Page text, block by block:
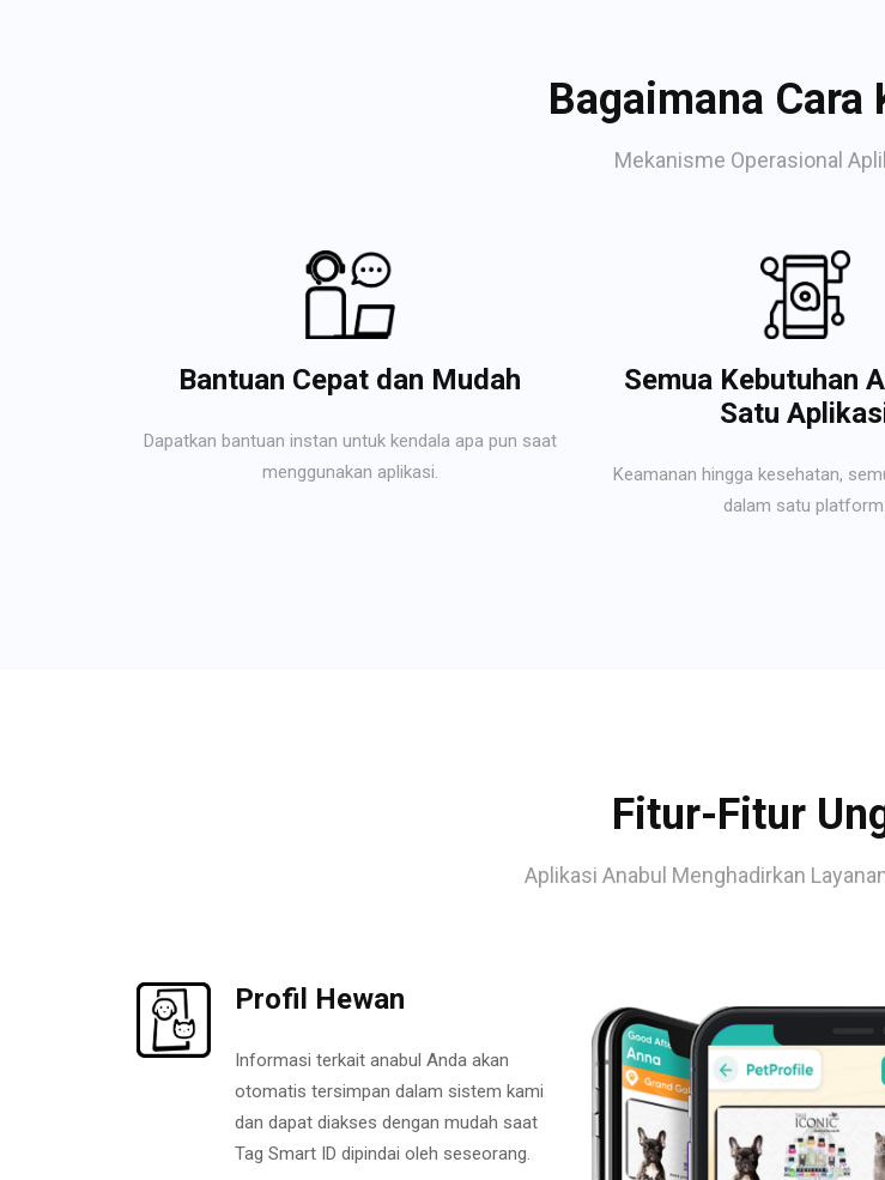
Bagaimana Cara
Mekanisme Operasional
Bantuan Cepat dan Mudah
Dapatkan bantuan instan untuk kendala apa pun saat
menggunakan aplikasi.
Semua Kebutuhan
Satu
Keamanan hingga kesehatan,
dalam satu platform.
Fitur-Fitur
Aplikasi Anabul Menghadirkan
Profil Hewan
Informasi terkait anabul Anda akan
otomatis tersimpan dalam sistem kami
dan dapat diakses dengan mudah saat
Tag Smart ID dipindai oleh seseorang.